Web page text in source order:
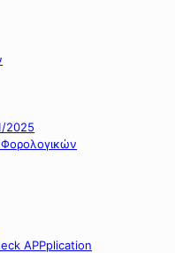
2025
Φορολογικών
APPplication